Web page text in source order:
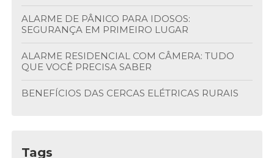
ALARME DE PÂNICO PARA IDOSOS:
SEGURANÇA EM PRIMEIRO LUGAR
ALARME RESIDENCIAL COM CÂMERA: TUDO
QUE VOCÊ PRECISA SABER
BENEFÍCIOS DAS CERCAS ELÉTRICAS RURAIS
Tags